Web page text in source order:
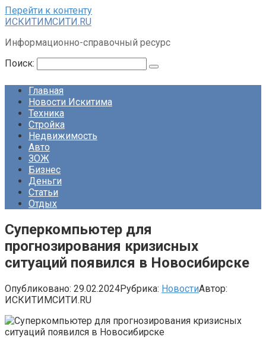
Перейти к контенту
ИСКИТИМСИТИ.RU
Информационно-справочный ресурс
Поиск:
Главная
Новости Искитима
Техника
Стройка
Недвижимость
Авто
ЗОЖ
Бизнес
Деньги
Статьи
Отдых
Суперкомпьютер для
прогнозирования кризисных
ситуаций появился в Новосибирске
Опубликовано: 29.02.2024Рубрика: НовостиАвтор:
ИСКИТИМСИТИ.RU